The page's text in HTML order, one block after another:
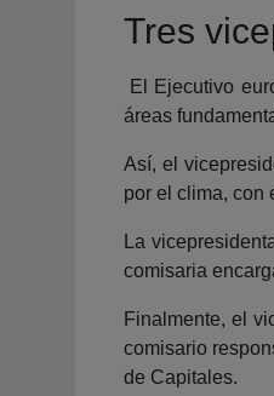
Tres
El Ejecutivo
áreas
Así, el
por el clima, con
La
comisaria
Finalmente, el
comisario
de Capitales.